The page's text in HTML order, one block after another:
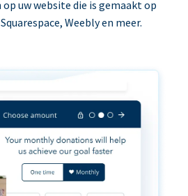
uw website die is gemaakt op
Weebly en meer.